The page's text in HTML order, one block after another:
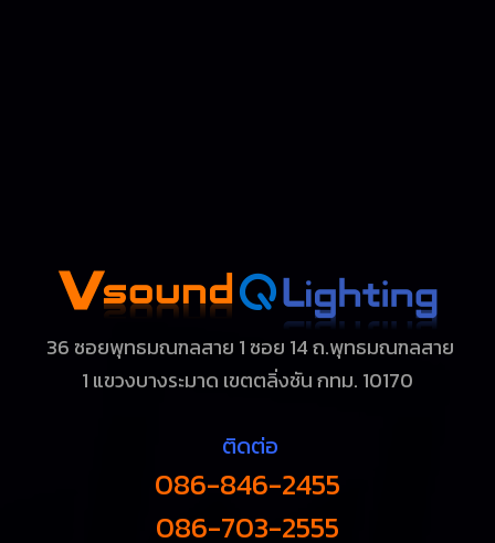
36 ซอยพุทธมณฑลสาย 1 ซอย 14 ถ.พุทธมณฑลสาย
1 แขวงบางระมาด เขตตลิ่งชัน กทม. 10170
ติดต่อ
086-846-2455
086-703-2555